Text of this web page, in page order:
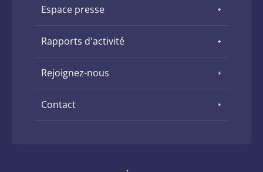
Espace presse
Rapports d'activité
Rejoignez-nous
Contact